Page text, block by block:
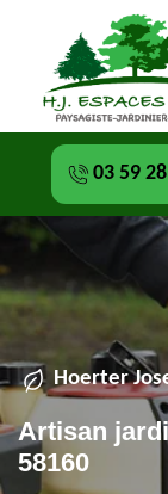
03 59
Hoerter
Artisan
58160